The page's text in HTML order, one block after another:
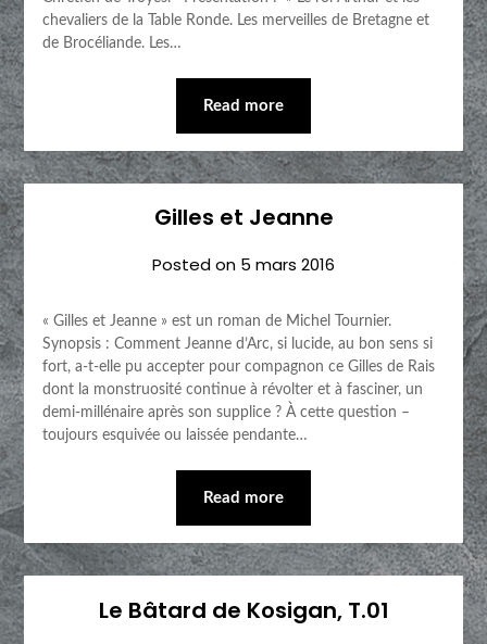
chevaliers de la Table Ronde. Les merveilles de Bretagne et
de Brocéliande. Les…
Read more
Gilles et Jeanne
Posted on 5 mars 2016
« Gilles et Jeanne » est un roman de Michel Tournier.
Synopsis : Comment Jeanne d’Arc, si lucide, au bon sens si
fort, a-t-elle pu accepter pour compagnon ce Gilles de Rais
dont la monstruosité continue à révolter et à fasciner, un
demi-millénaire après son supplice ? À cette question –
toujours esquivée ou laissée pendante…
Read more
Le Bâtard de Kosigan, T.01